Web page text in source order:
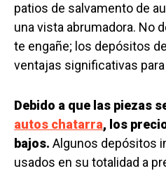
patios de salvamento de
una vista abrumadora. No
te engañe; los depósitos
ventajas significativas
Debido a que las piezas
autos chatarra, los
bajos. Algunos depósitos
usados ​​en su totalidad a